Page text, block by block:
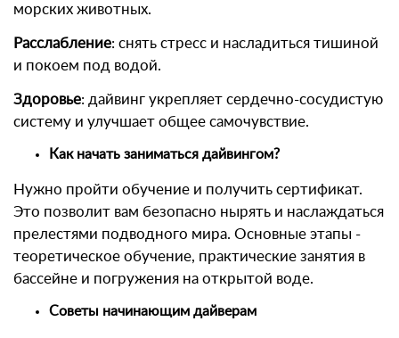
морских животных.
Расслабление: снять стресс и насладиться тишиной
и покоем под водой.
Здоровье: дайвинг укрепляет сердечно-сосудистую
систему и улучшает общее самочувствие.
Как начать заниматься дайвингом?
Нужно пройти обучение и получить сертификат.
Это позволит вам безопасно нырять и наслаждаться
прелестями подводного мира. Основные этапы -
теоретическое обучение, практические занятия в
бассейне и погружения на открытой воде.
Советы начинающим дайверам